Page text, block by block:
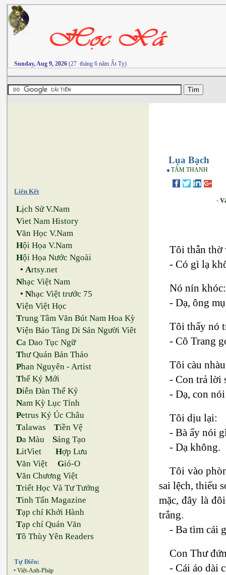
Sunday, Aug 9, 2026 (27 tháng 6 năm Ất Tỵ)
Liên Kết
Lịch Sử V.Nam
Viet Nam History
Văn Học V.Nam
Hội Họa V.Nam
Hội Họa Nước Ngoài
•Artsy.net
Nhạc Việt Nam
•Nhạc Việt trước 75
Viện Việt Học
Trung Tâm Văn Bút Nam Hoa Kỳ
Viện Bảo Tàng Di Sản Người Viêt
Ca Dao Tục Ngữ
Thư Quán Bản Thảo
Phan Nguyên - Artist
Thế Kỷ Mới
Diễn Đàn Thế Kỷ
Nam Kỳ Lục Tỉnh
Petrus Ký Úc Châu
Talawas Tiền Vệ
Da Màu Sáng Tạo
LitViet Hợp Lưu
Văn Việt Gió-O
Văn Chương Việt
Triết Học Và Tư Tưởng
Tinh Tấn Magazine
Tạp chí Khởi Hành
Tạp chí Quán Văn
Tô Thùy Yên Readers
Tự Điển:
• Việt-Anh-Pháp
Lụa Bạch
TÂM THANH
-
Tôi thẫn thờ
- Có gì lạ
Nó nín khóc:
- Dạ, ông
Tôi thấy nó
- Cô Trang
Tôi càu
- Con trả lời
- Dạ, con
Tôi dịu lại:
- Bà ấy nói
- Dạ không.
Tôi vào
sai lệch, thiếu
mặc, đây là
trắng.
- Ba tìm cái
Con Thư
- Cái áo dài